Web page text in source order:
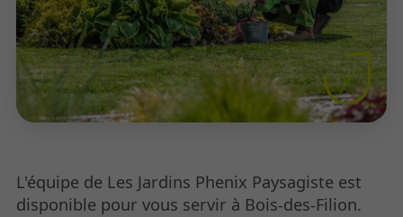
L'équipe de Les Jardins Phenix Paysagiste est
disponible pour vous servir à Bois-des-Filion.